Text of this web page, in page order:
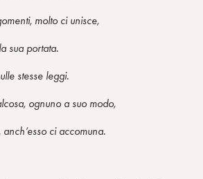
molto ci unisce,
sua portata.
stesse leggi.
ognuno a suo modo,
ci accomuna.